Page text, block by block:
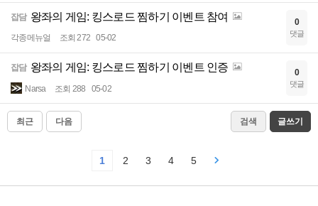
잡담 왕좌의 게임: 킹스로드 찜하기 이벤트 참여
각종메뉴얼 조회 272 05-02
0
댓글
잡담 왕좌의 게임: 킹스로드 찜하기 이벤트 인증
Narsa 조회 288 05-02
0
댓글
최근 다음 검색 글쓰기
1 2 3 4 5